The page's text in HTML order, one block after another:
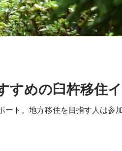
すめの臼杵移住
ト。地方移住を目指す人は参